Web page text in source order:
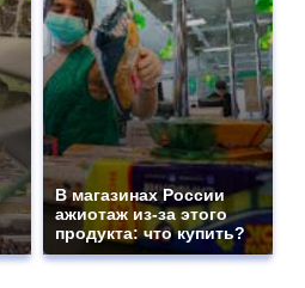
В магазинах России
ажиотаж из-за этого
продукта: что купить?